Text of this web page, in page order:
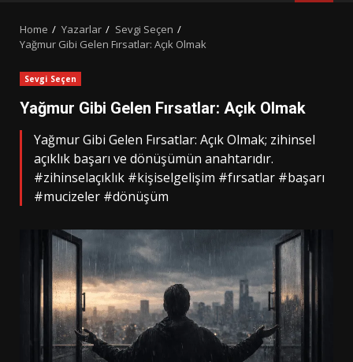
Home Yazarlar
Sevgi Seçen
Yağmur Gibi Gelen Fırsatlar: Açık Olmak
Sevgi Seçen
Yağmur Gibi Gelen Fırsatlar: Açık Olmak
Yağmur Gibi Gelen Fırsatlar: Açık Olmak; zihinsel
açıklık başarı ve dönüşümün anahtarıdır.
#zihinselaçıklık #kişiselgelişim #fırsatlar #başarı
#mucizeler #dönüşüm